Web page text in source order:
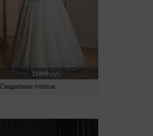
15999руб.
Свадебное платье